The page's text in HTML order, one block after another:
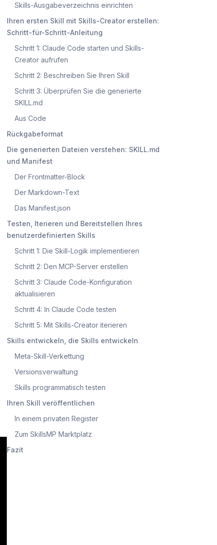
Skills-Ausgabeverzeichnis einrichten
Ihren ersten Skill mit Skills-Creator erstellen:
Schritt-für-Schritt-Anleitung
Schritt 1: Claude Code starten und Skills-
Creator aufrufen
Schritt 2: Beschreiben Sie Ihren Skill
Schritt 3: Überprüfen Sie die generierte
SKILL.md
Aus Code
Rückgabeformat
Die generierten Dateien verstehen: SKILL.md
und Manifest
Der Frontmatter-Block
Der Markdown-Text
Das Manifest.json
Testen, Iterieren und Bereitstellen Ihres
benutzerdefinierten Skills
Schritt 1: Die Skill-Logik implementieren
Schritt 2: Den MCP-Server erstellen
Schritt 3: Claude Code-Konfiguration
aktualisieren
Schritt 4: In Claude Code testen
Schritt 5: Mit Skills-Creator iterieren
Skills entwickeln, die Skills entwickeln
Meta-Skill-Verkettung
Versionsverwaltung
Skills programmatisch testen
Ihren Skill veröffentlichen
In einem privaten Register
Zum SkillsMP Marktplatz
Fazit